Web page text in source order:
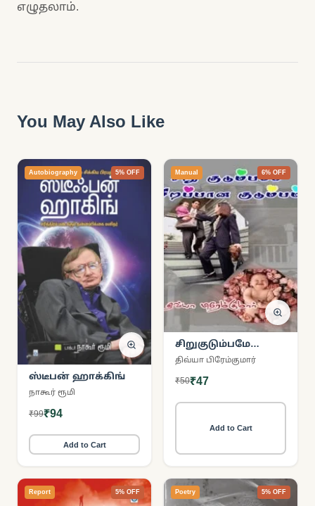
எழுதலாம்.
You May Also Like
Autobiography 5% OFF
ஸ்டீபன் ஹாக்கிங்
நாகூர் ரூமி
₹99₹94
Add to Cart
Manual 6% OFF
சிறுகுடும்பமே
சிறப்பான குடும்பம்
திவ்யா பிரேம்குமார்
₹50₹47
Add to Cart
Report 5% OFF Poetry 5% OFF